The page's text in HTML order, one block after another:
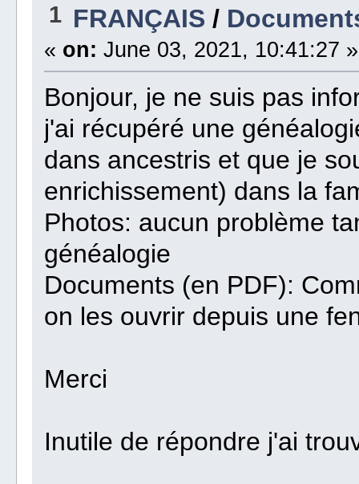
1 FRANÇAIS /
« on: June 03, 2021, 10:41:27 »
Bonjour, je ne suis pas
j'ai récupéré une
dans ancestris et que je
enrichissement) dans la
Photos: aucun problème
généalogie
Documents (en PDF):
on les ouvrir depuis une
Merci
Inutile de répondre j'ai